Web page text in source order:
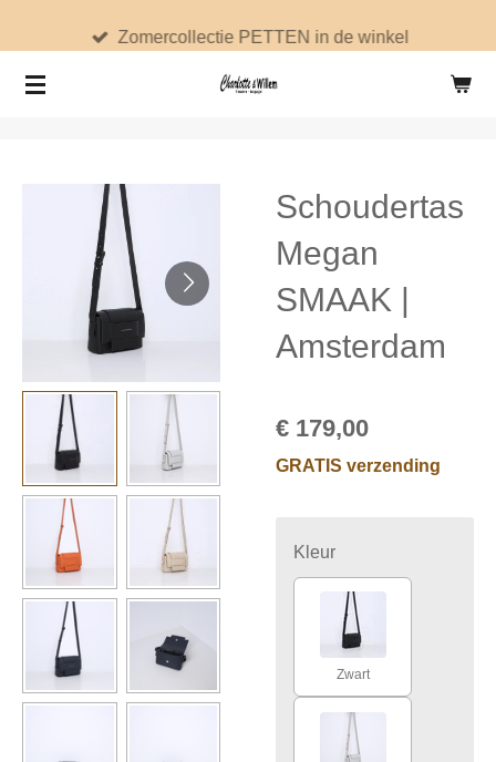
direct
naar
Zomercollectie PETTEN in de winkel
Schoudertas
Megan
SMAAK |
Amsterdam
€ 179,00
GRATIS verzending
Kleur
Zwart